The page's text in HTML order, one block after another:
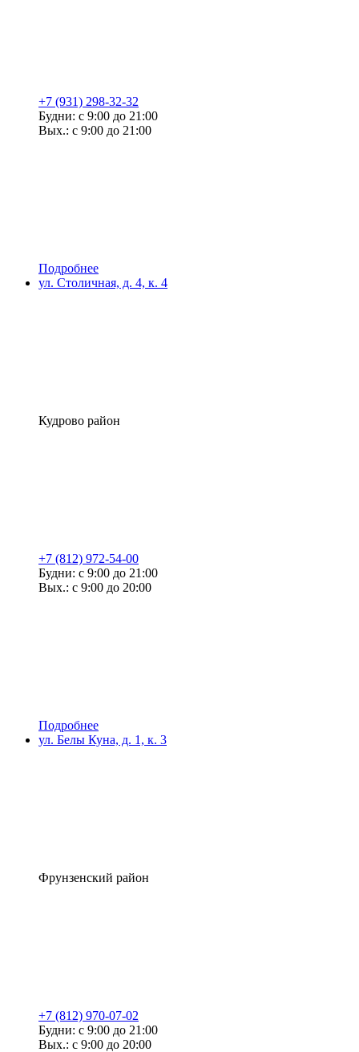
+7 (931) 298-32-32
Будни: с 9:00 до 21:00
Вых.: с 9:00 до 21:00
Подробнее
ул. Столичная, д. 4, к. 4
Кудрово район
+7 (812) 972-54-00
Будни: с 9:00 до 21:00
Вых.: с 9:00 до 20:00
Подробнее
ул. Белы Куна, д. 1, к. 3
Фрунзенский район
+7 (812) 970-07-02
Будни: с 9:00 до 21:00
Вых.: с 9:00 до 20:00